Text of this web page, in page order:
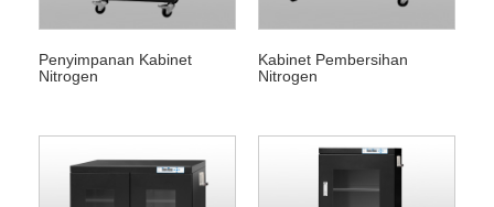
Penyimpanan Kabinet
Nitrogen
Kabinet Pembersihan
Nitrogen